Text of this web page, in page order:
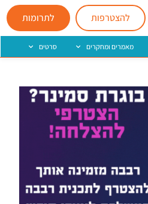
להצטרפות לתרומות
מאמרים ומחקרים סרטים